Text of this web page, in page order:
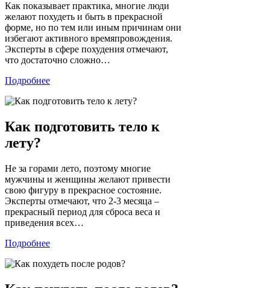
Как показывает практика, многие люди
желают похудеть и быть в прекрасной
форме, но по тем или иным причинам они
избегают активного времяпровождения.
Эксперты в сфере похудения отмечают,
что достаточно сложно…
Подробнее
Как подготовить тело к
лету?
Не за горами лето, поэтому многие
мужчины и женщины желают привести
свою фигуру в прекрасное состояние.
Эксперты отмечают, что 2-3 месяца –
прекрасный период для сброса веса и
приведения всех…
Подробнее